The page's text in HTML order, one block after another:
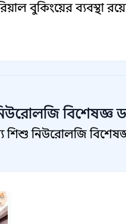
বুকিংয়ের ব্যবস্থা
বিশেষজ্ঞ
নিউরোলজি